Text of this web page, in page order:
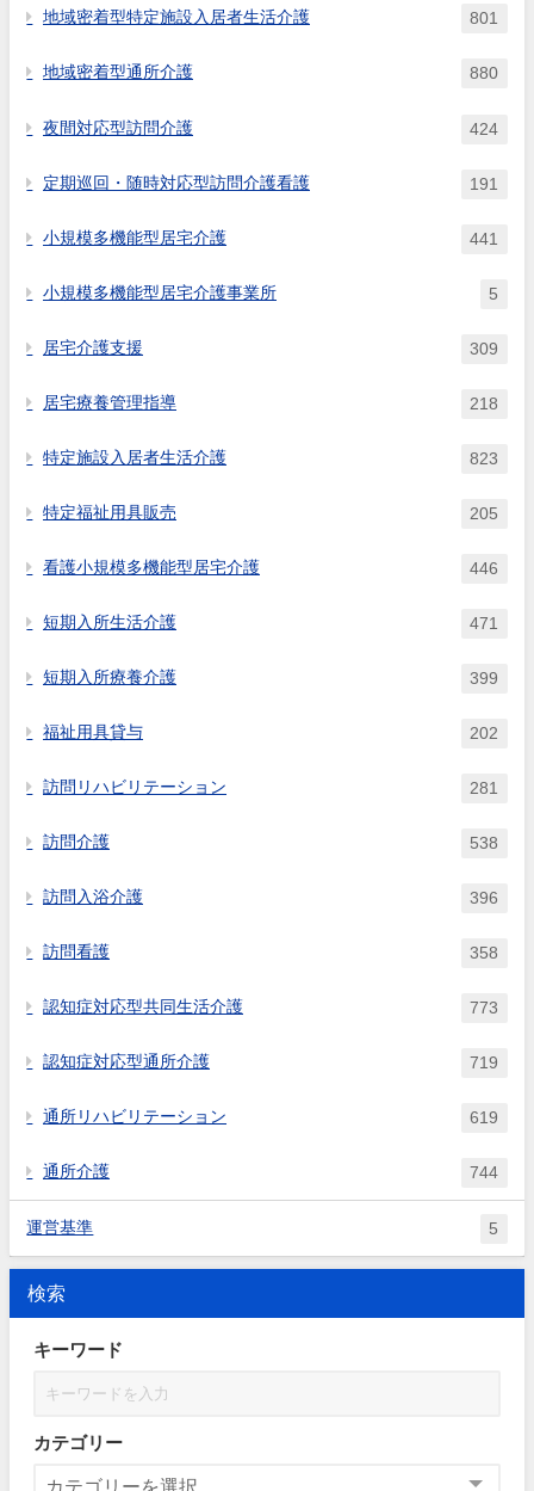
地域密着型特定施設入居者生活介護 801
地域密着型通所介護 880
夜間対応型訪問介護 424
定期巡回・随時対応型訪問介護看護 191
小規模多機能型居宅介護 441
小規模多機能型居宅介護事業所 5
居宅介護支援 309
居宅療養管理指導 218
特定施設入居者生活介護 823
特定福祉用具販売 205
看護小規模多機能型居宅介護 446
短期入所生活介護 471
短期入所療養介護 399
福祉用具貸与 202
訪問リハビリテーション 281
訪問介護 538
訪問入浴介護 396
訪問看護 358
認知症対応型共同生活介護 773
認知症対応型通所介護 719
通所リハビリテーション 619
通所介護 744
運営基準 5
検索
キーワード
カテゴリー